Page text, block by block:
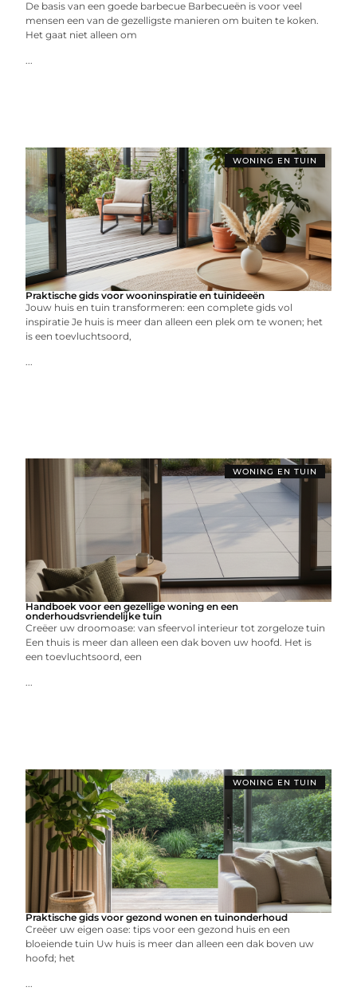
De basis van een goede barbecue Barbecueën is voor veel
mensen een van de gezelligste manieren om buiten te koken.
Het gaat niet alleen om
...
WONING EN TUIN
Praktische gids voor wooninspiratie en tuinideeën
Jouw huis en tuin transformeren: een complete gids vol
inspiratie Je huis is meer dan alleen een plek om te wonen; het
is een toevluchtsoord,
...
WONING EN TUIN
Handboek voor een gezellige woning en een
onderhoudsvriendelijke tuin
Creëer uw droomoase: van sfeervol interieur tot zorgeloze tuin
Een thuis is meer dan alleen een dak boven uw hoofd. Het is
een toevluchtsoord, een
...
WONING EN TUIN
Praktische gids voor gezond wonen en tuinonderhoud
Creëer uw eigen oase: tips voor een gezond huis en een
bloeiende tuin Uw huis is meer dan alleen een dak boven uw
hoofd; het
...